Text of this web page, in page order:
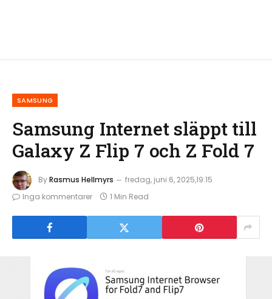
SAMSUNG
Samsung Internet släppt till
Galaxy Z Flip 7 och Z Fold 7
ByRasmus Hellmyrs
fredag, juni 6, 2025,19:15
Inga kommentarer
1 Min Read